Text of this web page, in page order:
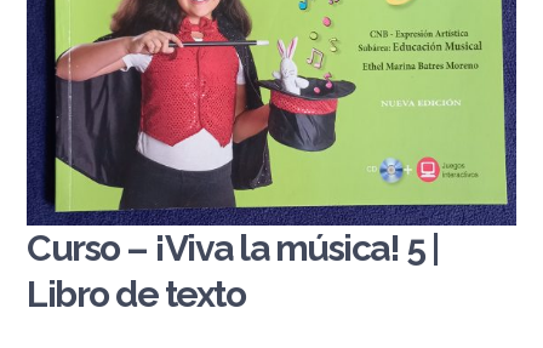
Curso – ¡Viva la música! 5 |
Libro de texto